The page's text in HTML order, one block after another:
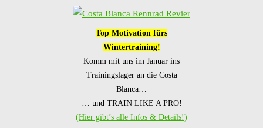
Top Motivation fürs
Wintertraining!
Komm mit uns im Januar ins
Trainingslager an die Costa
Blanca…
… und TRAIN LIKE A PRO!
(Hier gibt’s alle Infos & Details!)